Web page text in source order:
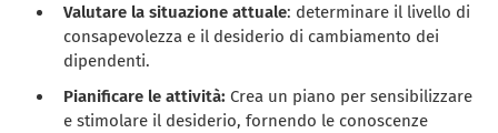
Valutare la situazione attuale: determinare il livello di
consapevolezza e il desiderio di cambiamento dei
dipendenti.
Pianificare le attività: Crea un piano per sensibilizzare
e stimolare il desiderio, fornendo le conoscenze